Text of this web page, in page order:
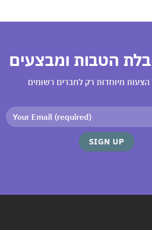
הטבות ומבצעים
מיוחדות רק לחברים רשומים